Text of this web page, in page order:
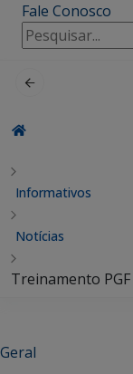
Fale Conosco
Pesquisar
por:
Informativos
Notícias
Treinamento
Geral